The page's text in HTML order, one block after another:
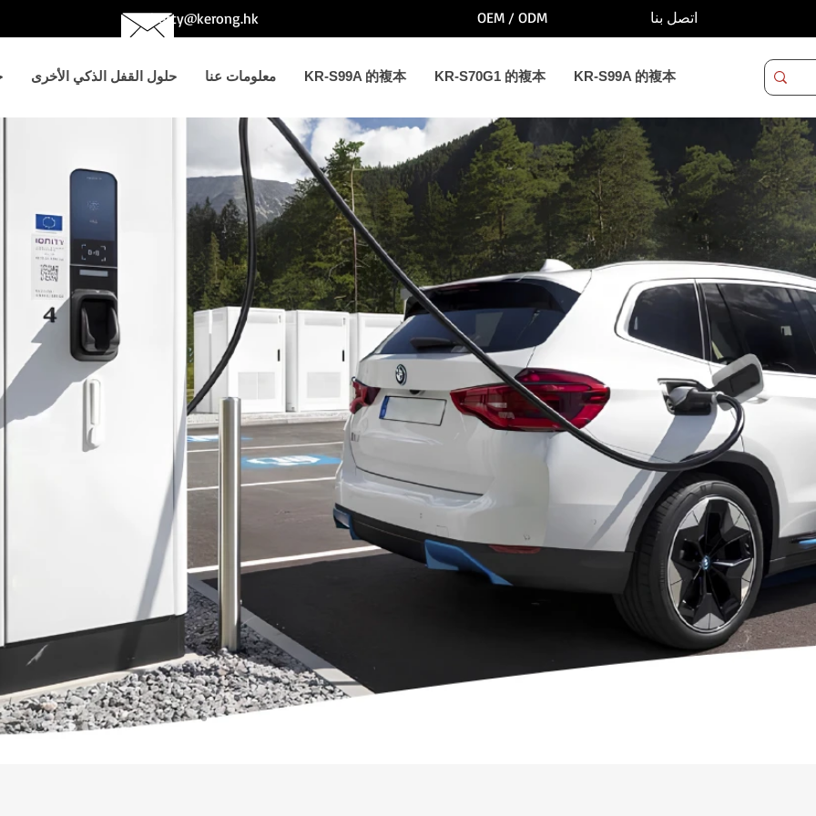
betty@kerong.hk OEM / ODM اتصل بنا
حلول القفل الذكي الأخرى معلومات عنا KR-S99A 的複本 KR-S70G1 的複本 KR-S99A 的複本